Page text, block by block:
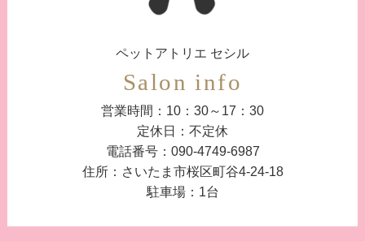
ペットアトリエ セシル
Salon info
営業時間：10：30～17：30
定休日：不定休
電話番号：090-4749-6987
住所：さいたま市桜区町谷4-24-18
駐車場：1台